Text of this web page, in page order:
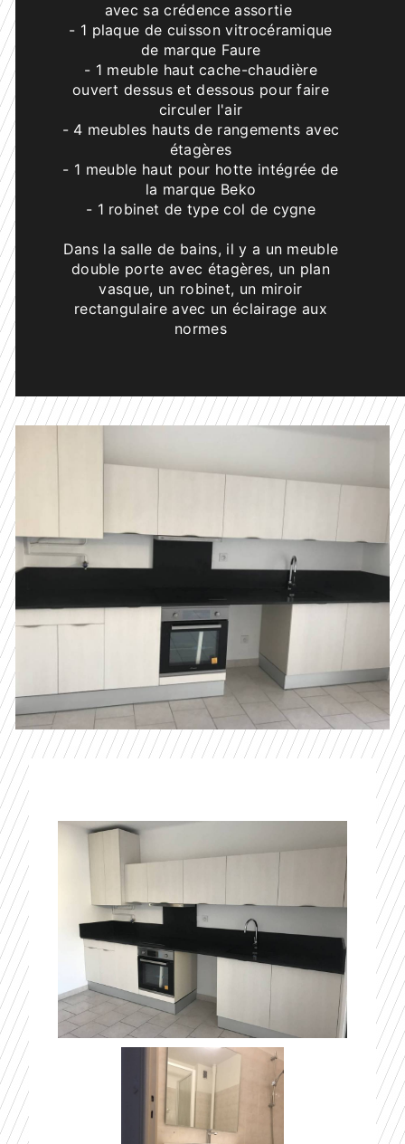
avec sa crédence assortie
- 1 plaque de cuisson vitrocéramique
de marque Faure
- 1 meuble haut cache-chaudière
ouvert dessus et dessous pour faire
circuler l'air
- 4 meubles hauts de rangements avec
étagères
- 1 meuble haut pour hotte intégrée de
la marque Beko
- 1 robinet de type col de cygne
Dans la salle de bains, il y a un meuble
double porte avec étagères, un plan
vasque, un robinet, un miroir
rectangulaire avec un éclairage aux
normes